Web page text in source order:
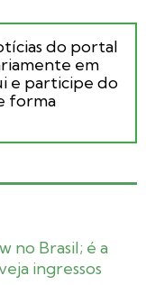
do portal
em
e participe do
forma
no Brasil; é a
ingressos